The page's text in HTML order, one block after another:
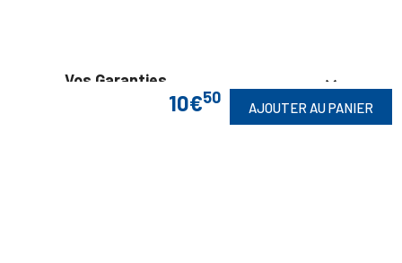
10€50
AJOUTER AU PANIER
Vos Garanties 
